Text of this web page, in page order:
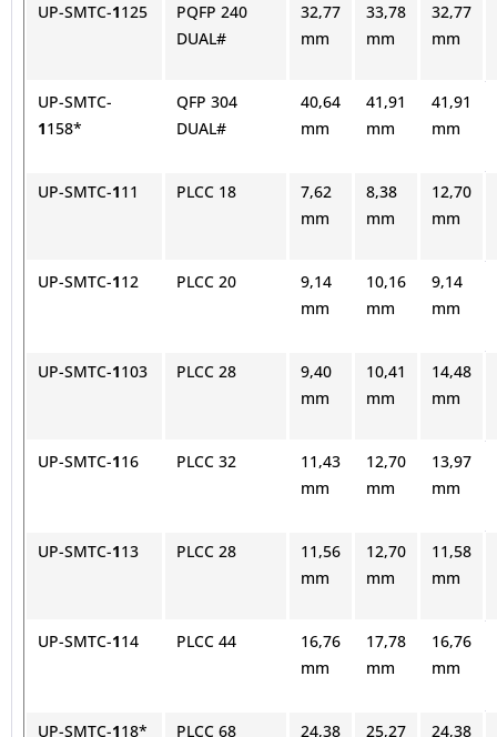
UP-SMTC-1125
PQFP 240
DUAL#
32,77
mm
33,78
mm
32,77
mm
UP-SMTC-
1158*
QFP 304
DUAL#
40,64
mm
41,91
mm
41,91
mm
UP-SMTC-111 PLCC 18
7,62
mm
8,38
mm
12,70
mm
UP-SMTC-112 PLCC 20
9,14
mm
10,16
mm
9,14
mm
UP-SMTC-1103 PLCC 28
9,40
mm
10,41
mm
14,48
mm
UP-SMTC-116 PLCC 32
11,43
mm
12,70
mm
13,97
mm
UP-SMTC-113 PLCC 28
11,56
mm
12,70
mm
11,58
mm
UP-SMTC-114 PLCC 44
16,76
mm
17,78
mm
16,76
mm
UP-SMTC-118* PLCC 68 24,38 25,27 24,38